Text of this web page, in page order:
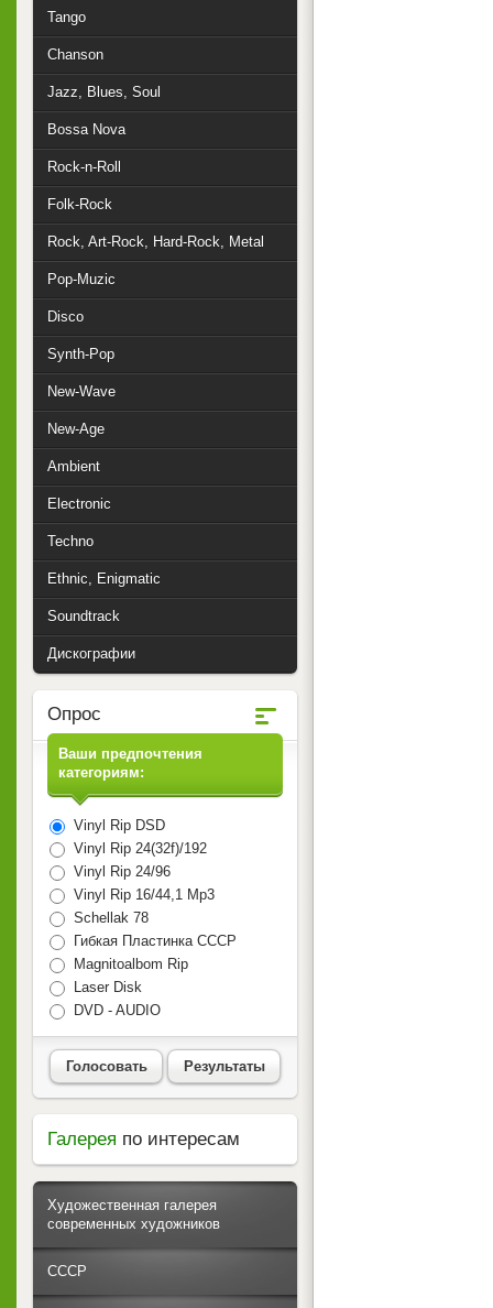
Tango
Chanson
Jazz, Blues, Soul
Bossa Nova
Rock-n-Roll
Folk-Rock
Rock, Art-Rock, Hard-Rock, Metal
Pop-Muzic
Disco
Synth-Pop
New-Wave
New-Age
Ambient
Electronic
Techno
Ethnic, Enigmatic
Soundtrack
Дискографии
Опрос
Ваши предпочтения
категориям:
Vinyl Rip DSD
Vinyl Rip 24(32f)/192
Vinyl Rip 24/96
Vinyl Rip 16/44,1 Mp3
Schellak 78
Гибкая Пластинка СССР
Magnitoalbom Rip
Laser Disk
DVD - AUDIO
Голосовать Результаты
Галерея по интересам
Художественная галерея
современных художников
СССР